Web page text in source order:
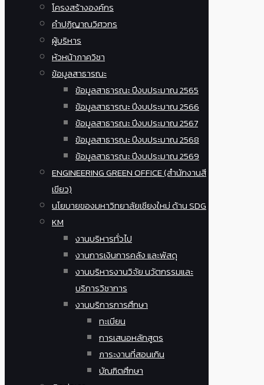
โครงสร้างองค์กร
คำปฏิญาณวิศวกร
ผู้บริหาร
หัวหน้าภาควิชา
ข้อมูลสาธารณะ
ข้อมูลสาธารณะ ปีงบประมาณ 2565
ข้อมูลสาธารณะ ปีงบประมาณ 2566
ข้อมูลสาธารณะ ปีงบประมาณ 2567
ข้อมูลสาธารณะ ปีงบประมาณ 2568
ข้อมูลสาธารณะ ปีงบประมาณ 2569
ENGINEERING GREEN OFFICE (สำนักงานสี
เขียว)
นโยบายของมหาวิทยาลัยเชียงใหม่ ด้าน SDG
KM
งานบริหารทั่วไป
งานการเงินการคลัง และพัสดุ
งานบริหารงานวิจัย นวัตกรรมและ
บริการวิชาการ
งานบริการการศึกษา
ทะเบียน
การเสนอหลักสูตร
ภาระงานที่สอนเกิน
บัณฑิตศึกษา